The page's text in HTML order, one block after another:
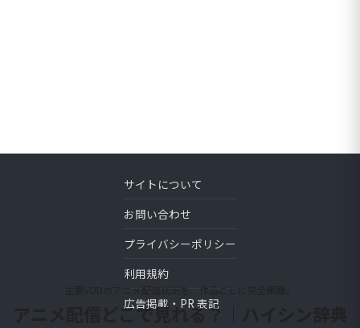
主要VODのアニメ配信状況を、作品ごとに完全網羅。
アニメ配信どこで見れる？｜ハイシン辞典
サイトについて
お問い合わせ
プライバシーポリシー
利用規約
広告掲載・PR 表記